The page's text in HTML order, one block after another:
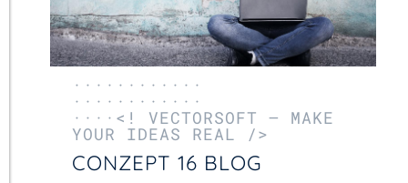
············
············
····<! VECTORSOFT – MAKE
YOUR IDEAS REAL />
CONZEPT 16 BLOG